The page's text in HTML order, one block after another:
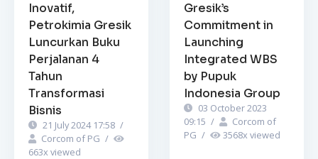
Inovatif,
Petrokimia Gresik
Luncurkan Buku
Perjalanan 4
Tahun
Transformasi
Bisnis
21 July 2024 17:58 /
Corcom of PG /
663x viewed
Gresik’s
Commitment in
Launching
Integrated WBS
by Pupuk
Indonesia Group
03 October 2023
09:15 /
Corcom of
PG / 3568x viewed